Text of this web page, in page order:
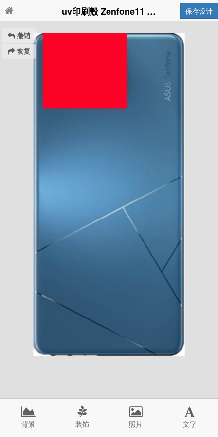
uv印刷殼 Zenfone11 Ultra 保存设计
撤销
恢复
背景 装饰 照片 文字